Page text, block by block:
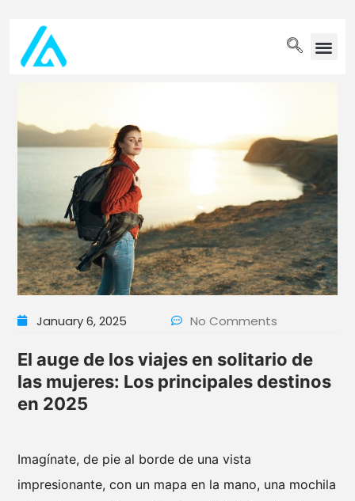
January 6, 2025 No Comments
El auge de los viajes en solitario de
las mujeres: Los principales destinos
en 2025
Imagínate, de pie al borde de una vista
impresionante, con un mapa en la mano, una mochila